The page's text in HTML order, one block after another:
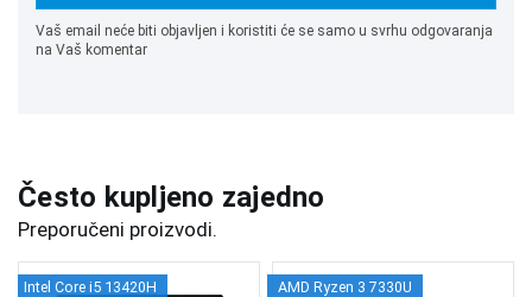
Vaš email neće biti objavljen i koristiti će se samo u svrhu odgovaranja
na Vaš komentar
Često kupljeno zajedno
Preporučeni proizvodi.
Intel Core i5 13420H
AMD Ryzen 3 7330U